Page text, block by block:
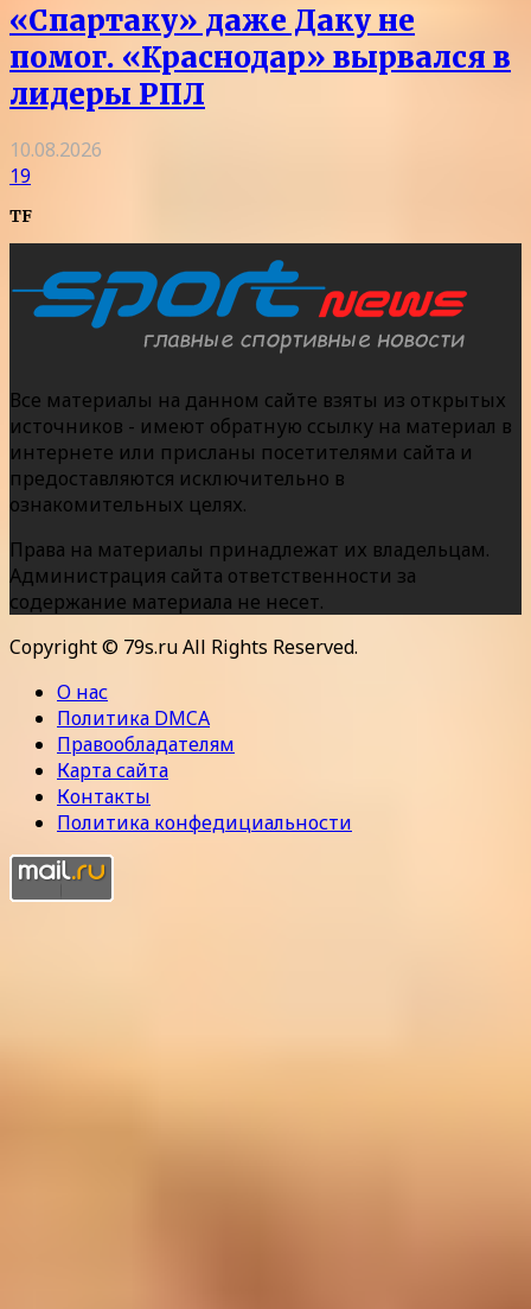
«Спартаку» даже Даку не
помог. «Краснодар» вырвался в
лидеры РПЛ
10.08.2026
19
TF
Все материалы на данном сайте взяты из открытых
источников - имеют обратную ссылку на материал в
интернете или присланы посетителями сайта и
предоставляются исключительно в
ознакомительных целях.
Права на материалы принадлежат их владельцам.
Администрация сайта ответственности за
содержание материала не несет.
Copyright © 79s.ru All Rights Reserved.
О нас
Политика DMCA
Правообладателям
Карта сайта
Контакты
Политика конфедициальности